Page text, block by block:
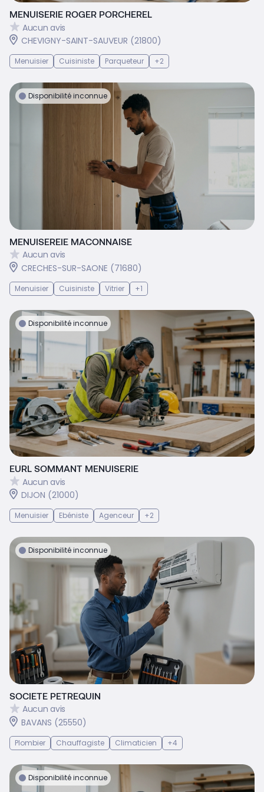
MENUISERIE ROGER PORCHEREL
Aucun avis
CHEVIGNY-SAINT-SAUVEUR (21800)
Menuisier Cuisiniste Parqueteur +2
Disponibilité inconnue
MENUISEREIE MACONNAISE
Aucun avis
CRECHES-SUR-SAONE (71680)
Menuisier Cuisiniste Vitrier +1
Disponibilité inconnue
EURL SOMMANT MENUISERIE
Aucun avis
DIJON (21000)
Menuisier Ebéniste Agenceur +2
Disponibilité inconnue
SOCIETE PETREQUIN
Aucun avis
BAVANS (25550)
Plombier Chauffagiste Climaticien +4
Disponibilité inconnue